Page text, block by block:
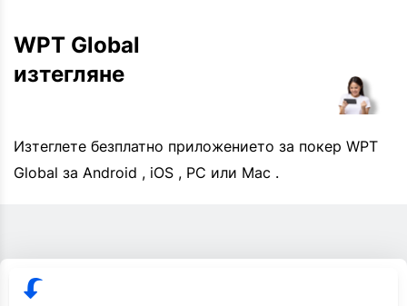
WPT Global
изтегляне
Изтеглете безплатно приложението за покер WPT
Global за Android , iOS , PC или Mac .